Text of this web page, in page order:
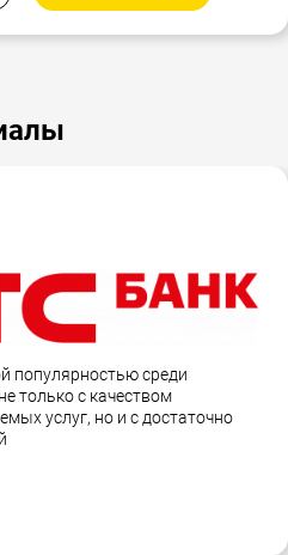
популярностью среди
только с качеством
услуг, но и с достаточно